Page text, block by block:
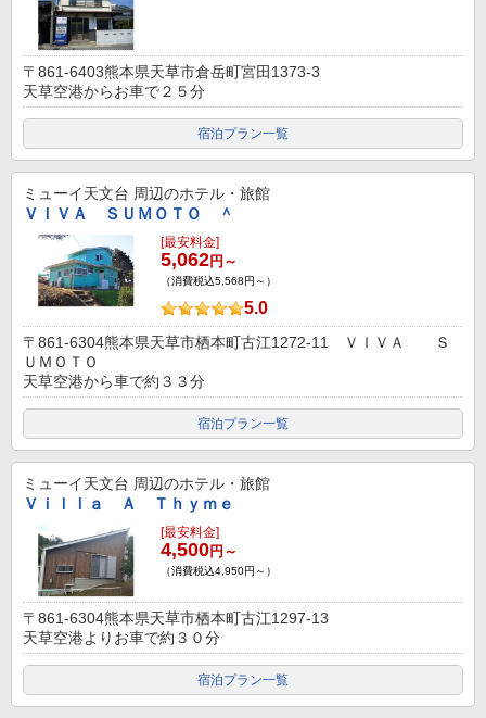
〒861-6403熊本県天草市倉岳町宮田1373-3
天草空港からお車で２５分
宿泊プラン一覧
ミューイ天文台 周辺のホテル・旅館
ＶＩＶＡ ＳＵＭＯＴＯ ＾
[最安料金]
5,062円～
（消費税込5,568円～）
5.0
〒861-6304熊本県天草市栖本町古江1272-11 ＶＩＶＡ Ｓ
ＵＭＯＴＯ
天草空港から車で約３３分
宿泊プラン一覧
ミューイ天文台 周辺のホテル・旅館
Ｖｉｌｌａ Ａ Ｔｈｙｍｅ
[最安料金]
4,500円～
（消費税込4,950円～）
〒861-6304熊本県天草市栖本町古江1297-13
天草空港よりお車で約３０分
宿泊プラン一覧